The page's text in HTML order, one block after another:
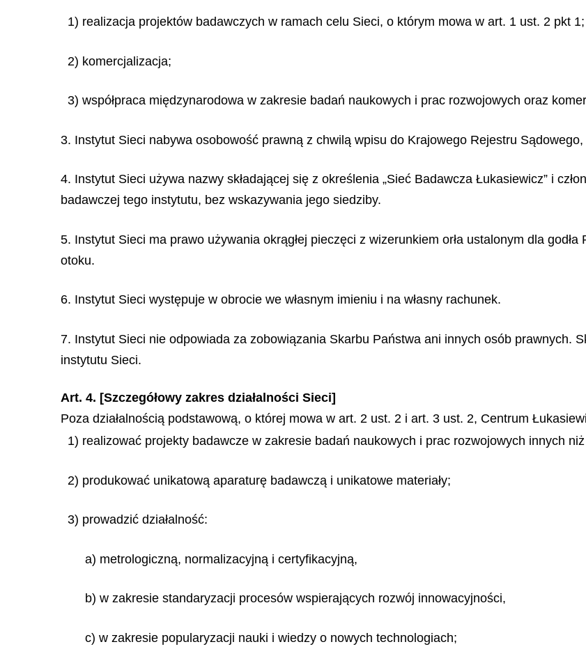
1) realizacja projektów badawczych w ramach celu Sieci, o którym mowa w art. 1 ust. 2 pkt 1;
2) komercjalizacja;
3) współpraca międzynarodowa w zakresie badań naukowych i prac rozwojowych oraz
3. Instytut Sieci nabywa osobowość prawną z chwilą wpisu do Krajowego Rejestru Sądowego,
4. Instytut Sieci używa nazwy składającej się z określenia „Sieć Badawcza Łukasiewicz” i
badawczej tego instytutu, bez wskazywania jego siedziby.
5. Instytut Sieci ma prawo używania okrągłej pieczęci z wizerunkiem orła ustalonym dla
otoku.
6. Instytut Sieci występuje w obrocie we własnym imieniu i na własny rachunek.
7. Instytut Sieci nie odpowiada za zobowiązania Skarbu Państwa ani innych osób prawnych.
instytutu Sieci.
Art. 4. [Szczegółowy zakres działalności Sieci]
Poza działalnością podstawową, o której mowa w art. 2 ust. 2 i art. 3 ust. 2, Centrum
1) realizować projekty badawcze w zakresie badań naukowych i prac rozwojowych innych
2) produkować unikatową aparaturę badawczą i unikatowe materiały;
3) prowadzić działalność:
a) metrologiczną, normalizacyjną i certyfikacyjną,
b) w zakresie standaryzacji procesów wspierających rozwój innowacyjności,
c) w zakresie popularyzacji nauki i wiedzy o nowych technologiach;